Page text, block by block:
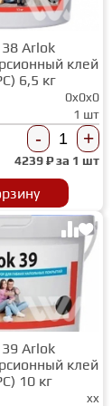
Arlok
клей
6,5 кг
0x0x0
1 шт
- +
4239₽ за 1 шт
Arlok
клей
10 кг
xx